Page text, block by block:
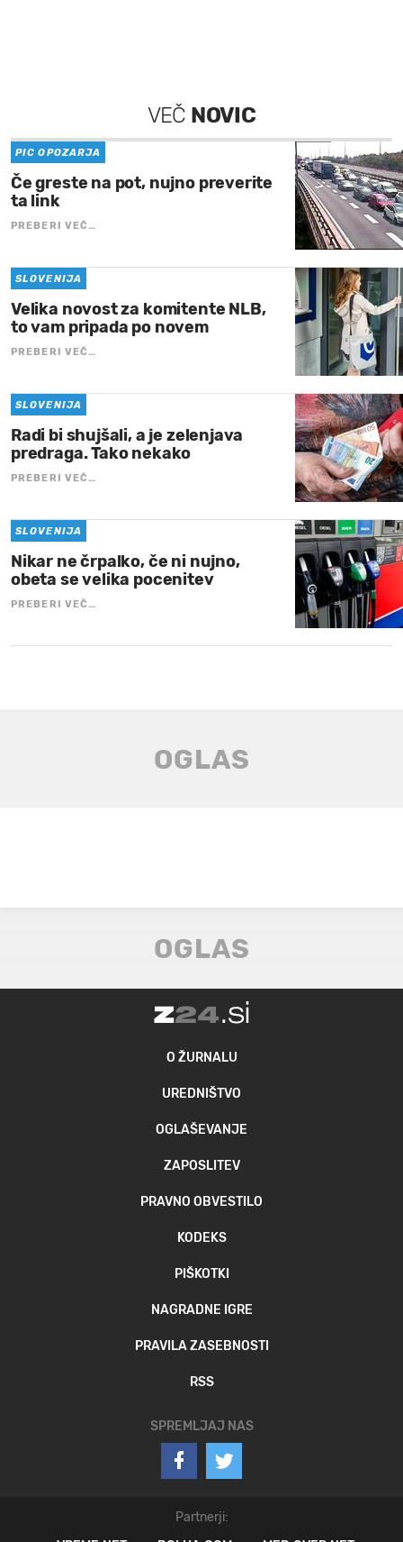
VEČ NOVIC
PIC OPOZARJA
Če greste na pot, nujno preverite
ta link
PREBERI VEČ…
SLOVENIJA
Velika novost za komitente NLB,
to vam pripada po novem
PREBERI VEČ…
SLOVENIJA
Radi bi shujšali, a je zelenjava
predraga. Tako nekako
PREBERI VEČ…
SLOVENIJA
Nikar ne črpalko, če ni nujno,
obeta se velika pocenitev
PREBERI VEČ…
O ŽURNALU
UREDNIŠTVO
OGLAŠEVANJE
ZAPOSLITEV
PRAVNO OBVESTILO
KODEKS
PIŠKOTKI
NAGRADNE IGRE
PRAVILA ZASEBNOSTI
RSS
SPREMLJAJ NAS
Partnerji: